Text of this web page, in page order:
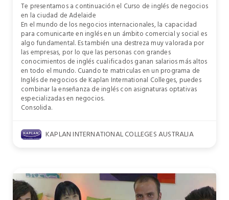
Te presentamos a continuación el Curso de inglés de negocios
en la ciudad de Adelaide
En el mundo de los negocios internacionales, la capacidad
para comunicarte en inglés en un ámbito comercial y social es
algo fundamental. Es también una destreza muy valorada por
las empresas, por lo que las personas con grandes
conocimientos de inglés cualificados ganan salarios más altos
en todo el mundo. Cuando te matriculas en un programa de
Inglés de negocios de Kaplan International Colleges, puedes
combinar la enseñanza de inglés con asignaturas optativas
especializadas en negocios.
Consolida.
KAPLAN INTERNATIONAL COLLEGES AUSTRALIA